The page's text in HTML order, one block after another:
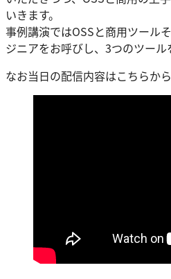
いきます。
事例講演ではOSSと商用ツール
ジニアをお呼びし、3つのツール
なお当日の配信内容はこちらか